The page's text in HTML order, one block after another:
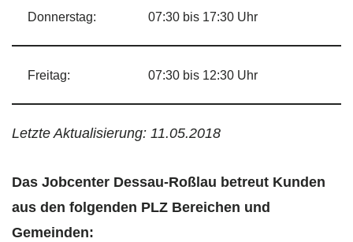
Donnerstag: 07:30 bis 17:30 Uhr
Freitag: 07:30 bis 12:30 Uhr
Letzte Aktualisierung: 11.05.2018
Das Jobcenter Dessau-Roßlau betreut Kunden
aus den folgenden PLZ Bereichen und
Gemeinden: